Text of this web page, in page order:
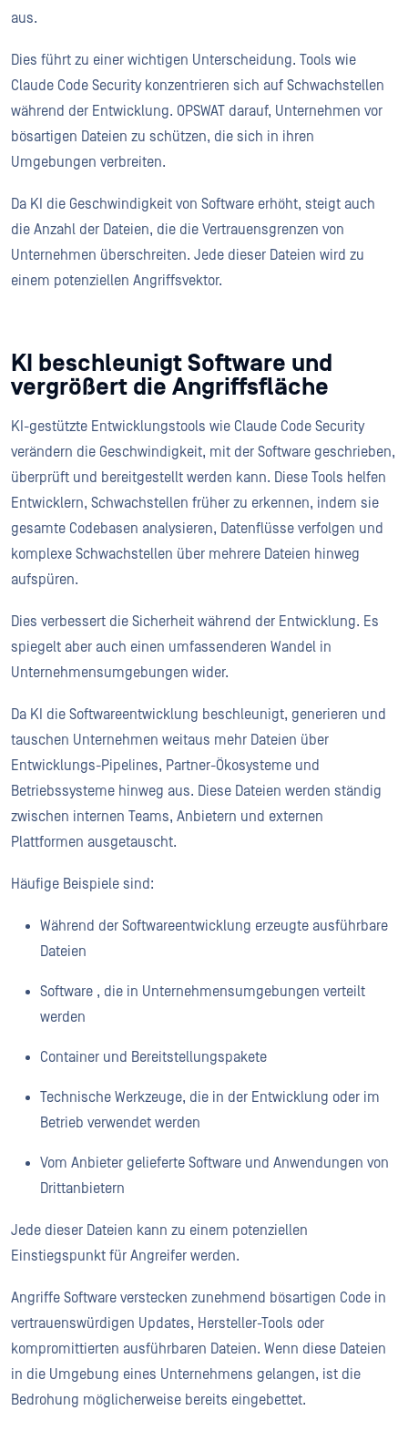
aus.
Dies führt zu einer wichtigen Unterscheidung. Tools wie
Claude Code Security konzentrieren sich auf Schwachstellen
während der Entwicklung. OPSWAT darauf, Unternehmen vor
bösartigen Dateien zu schützen, die sich in ihren
Umgebungen verbreiten.
Da KI die Geschwindigkeit von Software erhöht, steigt auch
die Anzahl der Dateien, die die Vertrauensgrenzen von
Unternehmen überschreiten. Jede dieser Dateien wird zu
einem potenziellen Angriffsvektor.
KI beschleunigt Software und
vergrößert die Angriffsfläche
KI-gestützte Entwicklungstools wie Claude Code Security
verändern die Geschwindigkeit, mit der Software geschrieben,
überprüft und bereitgestellt werden kann. Diese Tools helfen
Entwicklern, Schwachstellen früher zu erkennen, indem sie
gesamte Codebasen analysieren, Datenflüsse verfolgen und
komplexe Schwachstellen über mehrere Dateien hinweg
aufspüren.
Dies verbessert die Sicherheit während der Entwicklung. Es
spiegelt aber auch einen umfassenderen Wandel in
Unternehmensumgebungen wider.
Da KI die Softwareentwicklung beschleunigt, generieren und
tauschen Unternehmen weitaus mehr Dateien über
Entwicklungs-Pipelines, Partner-Ökosysteme und
Betriebssysteme hinweg aus. Diese Dateien werden ständig
zwischen internen Teams, Anbietern und externen
Plattformen ausgetauscht.
Häufige Beispiele sind:
Während der Softwareentwicklung erzeugte ausführbare
Dateien
Software , die in Unternehmensumgebungen verteilt
werden
Container und Bereitstellungspakete
Technische Werkzeuge, die in der Entwicklung oder im
Betrieb verwendet werden
Vom Anbieter gelieferte Software und Anwendungen von
Drittanbietern
Jede dieser Dateien kann zu einem potenziellen
Einstiegspunkt für Angreifer werden.
Angriffe Software verstecken zunehmend bösartigen Code in
vertrauenswürdigen Updates, Hersteller-Tools oder
kompromittierten ausführbaren Dateien. Wenn diese Dateien
in die Umgebung eines Unternehmens gelangen, ist die
Bedrohung möglicherweise bereits eingebettet.